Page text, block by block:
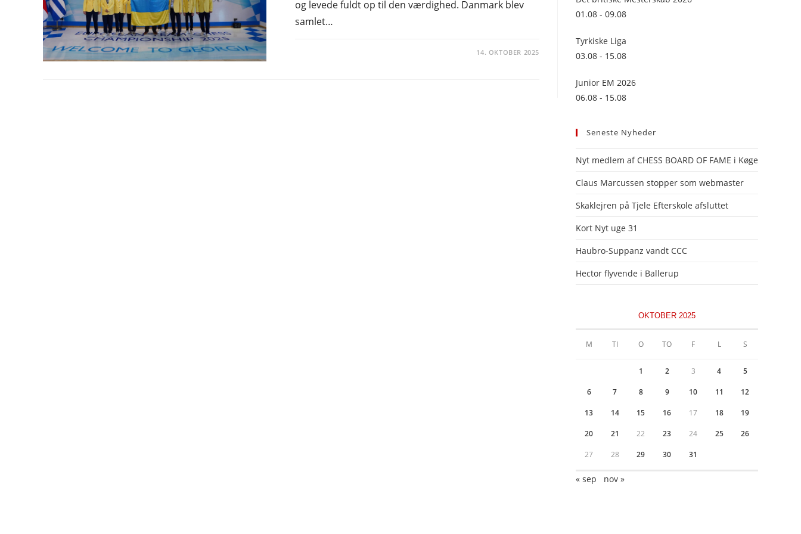
og levede fuldt op til den værdighed. Danmark blev
samlet…
14. OKTOBER 2025
01.08 - 09.08
Tyrkiske Liga
03.08 - 15.08
Junior EM 2026
06.08 - 15.08
Seneste Nyheder
Nyt medlem af CHESS BOARD OF FAME i Køge
Claus Marcussen stopper som webmaster
Skaklejren på Tjele Efterskole afsluttet
Kort Nyt uge 31
Haubro-Suppanz vandt CCC
Hector flyvende i Ballerup
OKTOBER 2025
M TI O TO F L S
1 2 3 4 5
6 7 8 9 10 11 12
13 14 15 16 17 18 19
20 21 22 23 24 25 26
27 28 29 30 31
« sep nov »